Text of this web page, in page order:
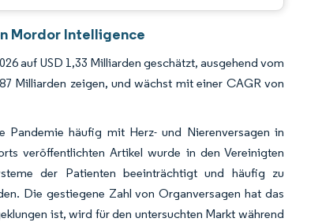
Mordor Intelligence
auf USD 1,33 Milliarden geschätzt, ausgehend vom
Milliarden zeigen, und wächst mit einer CAGR von
häufig mit Herz- und Nierenversagen in
veröffentlichten Artikel wurde in den Vereinigten
der Patienten beeinträchtigt und häufig zu
Die gestiegene Zahl von Organversagen hat das
ist, wird für den untersuchten Markt während